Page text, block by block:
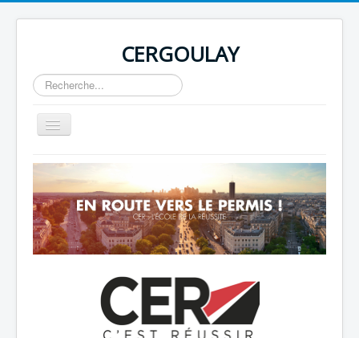
CERGOULAY
Rechercher
Basculer
la
Home
About
Author Login